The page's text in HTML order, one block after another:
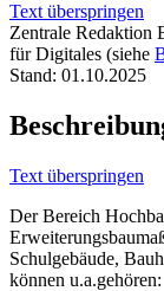
Text überspringen
Zentrale Redaktion
für Digitales (siehe
Stand: 01.10.2025
Text überspringen
Der Bereich
Schulgebäude,
können u.a.gehören: